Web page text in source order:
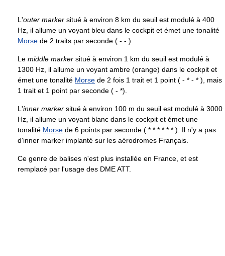
L'outer marker situé à environ 8 km du seuil est modulé à 400
Hz, il allume un voyant bleu dans le cockpit et émet une tonalité
Morse de 2 traits par seconde ( - - ).
Le middle marker situé à environ 1 km du seuil est modulé à
1300 Hz, il allume un voyant ambre (orange) dans le cockpit et
émet une tonalité Morse de 2 fois 1 trait et 1 point ( - * - * ), mais
1 trait et 1 point par seconde ( - *).
L'inner marker situé à environ 100 m du seuil est modulé à 3000
Hz, il allume un voyant blanc dans le cockpit et émet une
tonalité Morse de 6 points par seconde ( * * * * * * ). Il n'y a pas
d'inner marker implanté sur les aérodromes Français.
Ce genre de balises n'est plus installée en France, et est
remplacé par l'usage des DME ATT.